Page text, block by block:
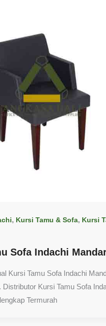
, Kursi Tamu & Sofa, Kursi
Sofa Indachi
Kursi Tamu Sofa Indachi
Distributor Kursi Tamu Sofa
Termurah